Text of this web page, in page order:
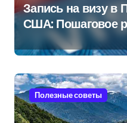
Запись на визу в
США: Пошаговое
Полезные советы